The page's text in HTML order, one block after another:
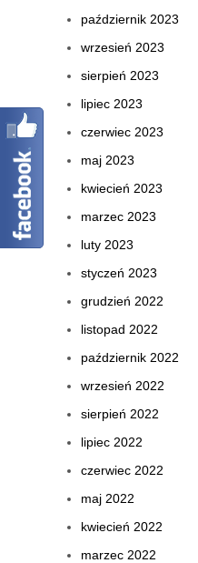
październik 2023
wrzesień 2023
sierpień 2023
lipiec 2023
czerwiec 2023
maj 2023
kwiecień 2023
marzec 2023
luty 2023
styczeń 2023
grudzień 2022
listopad 2022
październik 2022
wrzesień 2022
sierpień 2022
lipiec 2022
czerwiec 2022
maj 2022
kwiecień 2022
marzec 2022